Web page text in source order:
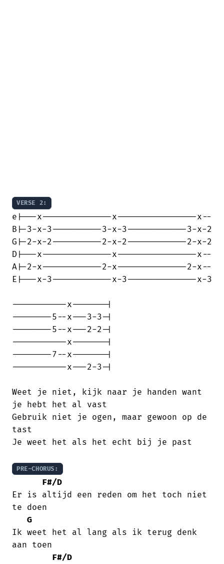
VERSE 2:
e|---x--------------x----------------x--
B|-3-x-3----------3-x-3------------3-x-2
G|-2-x-2----------2-x-2------------2-x-2
D|---x--------------x----------------x--
A|-2-x------------2-x--------------2-x--
E|---x-3------------x-3--------------x-3
-----------x-------|
--------5--x---3-3-|
--------5--x---2-2-|
-----------x-------|
--------7--x-------|
-----------x---2-3-|
Weet je niet, kijk naar je handen want
je hebt het al vast
Gebruik niet je ogen, maar gewoon op de
tast
Je weet het als het echt bij je past
PRE-CHORUS:
F#/D
Er is altijd een reden om het toch niet
te doen
G
Ik weet het al lang als ik terug denk
aan toen
F#/D